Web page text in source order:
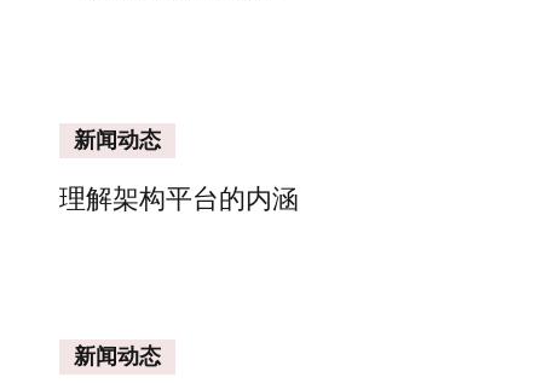
新闻动态
理解架构平台的内涵
新闻动态